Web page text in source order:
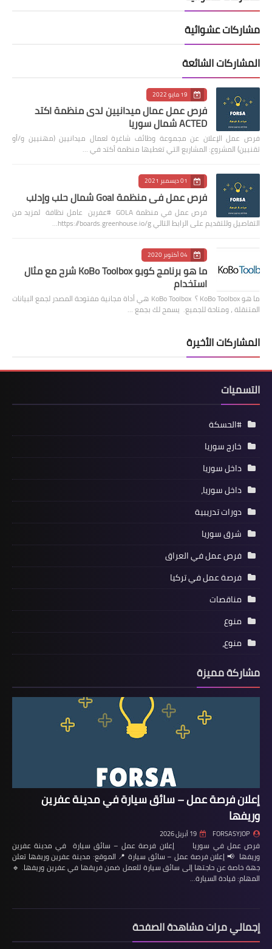
مشاركات عشوائية
المشاركات الشائعة
19 مايو 2022
فرص عمل عمال ميدانيين لدى منظمة اكتد
ACTED شمال سوريا
فرص عمل الإعلان عن مجموعة وظائف شاغرة لعمال ميدانيين (مهنيين و/أو
تقنيين) المشروع: المشاريع التي تغطيها منظمة أكتد في …
01 ديسمبر 2021
فرص عمل في منظمة Goal شمال حلب وإدلب
فرص عمل في منظمة GOLA #عفرين عامل نظافة لمزيد من
التفاصيل وللتقديم على الرابط التالي https://boards.greenhouse.io/g…
04 أكتوبر 2020
ما هو برنامج كوبو KoBo Toolbox شرح مع مثال
استخدام
ما هو KoBo Toolbox ؟ KoBo Toolbox هي أداة مجانية مفتوحة المصدر لجمع البيانات
المتنقلة ، ومتاحة للجميع. يسمح لك بجمع …
المشاركات الأخيرة
التسميات
#الحسكة
خارج سوريا
داخل سوريا
داخل سوريا،
دورات تدريبية
شرق سوريا
فرص عمل في العراق
فرصة عمل في تركيا
مناقصات
منوع
منوع،
مشاركة مميزة
إعلان فرصة عمل – سائق سيارة في مدينة عفرين
وريفها
FORSASYJOP 19 أبريل 2026
فرص عمل في سوريا إعلان فرصة عمل – سائق سيارة في مدينة عفرين
وريفها 📢 إعلان فرصة عمل – سائق سيارة 📍 الموقع: مدينة عفرين وريفها تعلن
جهة خاصة عن حاجتها إلى سائق سيارة للعمل ضمن فريقها في عفرين وريفها. 🔹
المهام: قيادة السيارة…
إجمالي مرات مشاهدة الصفحة